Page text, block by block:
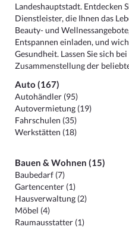
Landeshauptstadt. Entdecken
Dienstleister, die Ihnen das
Beauty- und
Entspannen einladen, und
Gesundheit. Lassen Sie sich
Zusammenstellung der
Auto (167)
Autohändler (95)
Autovermietung (19)
Fahrschulen (35)
Werkstätten (18)
Bauen & Wohnen (15)
Baubedarf (7)
Gartencenter (1)
Hausverwaltung (2)
Möbel (4)
Raumausstatter (1)